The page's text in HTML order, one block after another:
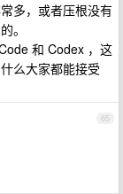
多，或者压根没有
。
和 Codex ，这
么大家都能接受
65